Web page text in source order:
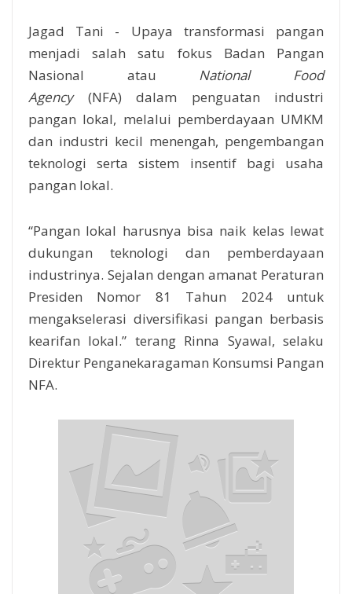
Jagad Tani - Upaya transformasi pangan
menjadi salah satu fokus Badan Pangan
Nasional atau National Food
Agency(NFA) dalam penguatan industri
pangan lokal, melalui pemberdayaan UMKM
dan industri kecil menengah, pengembangan
teknologi serta sistem insentif bagi usaha
pangan lokal.
“Pangan lokal harusnya bisa naik kelas lewat
dukungan teknologi dan pemberdayaan
industrinya. Sejalan dengan amanat Peraturan
Presiden Nomor 81 Tahun 2024 untuk
mengakselerasi diversifikasi pangan berbasis
kearifan lokal.” terang Rinna Syawal, selaku
Direktur Penganekaragaman Konsumsi Pangan
NFA.